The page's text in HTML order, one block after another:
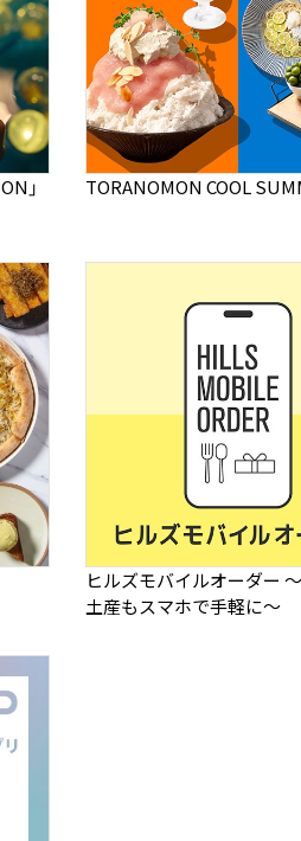
」 TORANOMON COOL
ヒルズモバイルオーダー
土産もスマホで手軽に～